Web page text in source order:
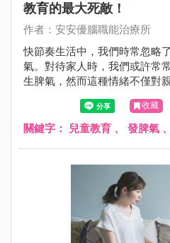
教育的最大死敵！
作者：安安優腦職能治療所
快節奏生活中，我們時常忽略
氣。對待家人時，我們或許常
生脾氣，然而這種情緒不僅對
遠地影響到孩子的成長。透過
情感的方式，可幫助建立更健
收藏
關鍵字： 兒童教育 、 發脾氣 、